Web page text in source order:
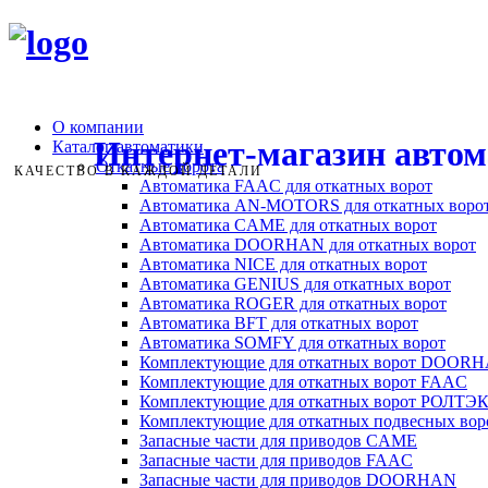
Интернет-магазин
КАЧЕСТВО В КАЖДОЙ ДЕТАЛИ
О компании
Каталог автоматики
Откатные ворота
Автоматика FAAC для откатных ворот
Автоматика AN-MOTORS для откатных
Автоматика CAME для откатных ворот
Автоматика DOORHAN для откатных ворот
Автоматика NICE для откатных ворот
Автоматика GENIUS для откатных ворот
Автоматика ROGER для откатных ворот
Автоматика BFT для откатных ворот
Автоматика SOMFY для откатных ворот
Комплектующие для откатных ворот
Комплектующие для откатных ворот FAAC
Комплектующие для откатных ворот РОЛТЭК
Комплектующие для откатных подвесных
Запасные части для приводов CAME
Запасные части для приводов FAAC
Запасные части для приводов DOORHAN